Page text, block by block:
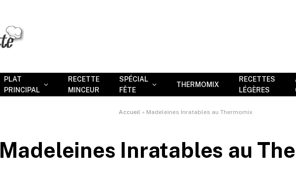
PLAT
PRINCIPAL
RECETTE
MINCEUR
SPÉCIAL
FÊTE
THERMOMIX
RECETTES
LÉGÈRES
Accueil » Madeleines Inratables au Thermomix
Madeleines Inratables au